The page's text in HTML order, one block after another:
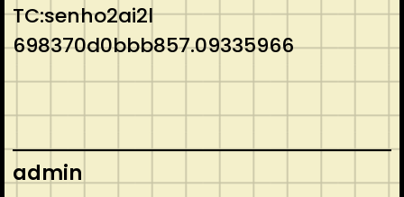
TC:senho2ai2l
698370d0bbb857.09335966
admin